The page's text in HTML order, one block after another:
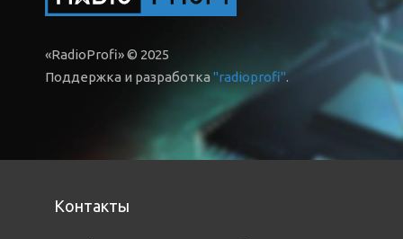
«RadioProfi» © 2025
Поддержка и разработка"radioprofi".
Контакты